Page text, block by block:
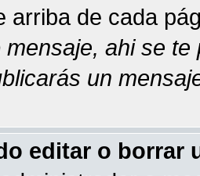
arriba de cada
mensaje, ahi se te
un
editar o borrar